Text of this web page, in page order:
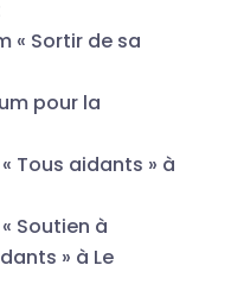
« Sortir de sa
pour la
Tous aidants » à
Soutien à
» à Le